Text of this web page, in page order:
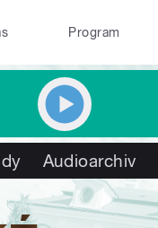
Program
Audioarchiv